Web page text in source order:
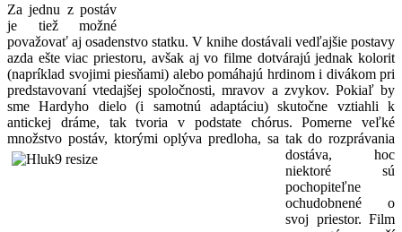
Za jednu z postáv
je tiež možné
považovať aj osadenstvo statku. V knihe dostávali vedľajšie postavy
azda ešte viac priestoru, avšak aj vo filme dotvárajú jednak kolorit
(napríklad svojimi piesňami) alebo pomáhajú hrdinom i divákom pri
predstavovaní vtedajšej spoločnosti, mravov a zvykov. Pokiaľ by
sme Hardyho dielo (i samotnú adaptáciu) skutočne vztiahli k
antickej dráme, tak tvoria v podstate chórus. Pomerne veľké
množstvo postáv, ktorými oplýva predloha, sa tak do rozprávania
dostáva, hoc
niektoré sú
pochopiteľne
ochudobnené o
svoj priestor. Film